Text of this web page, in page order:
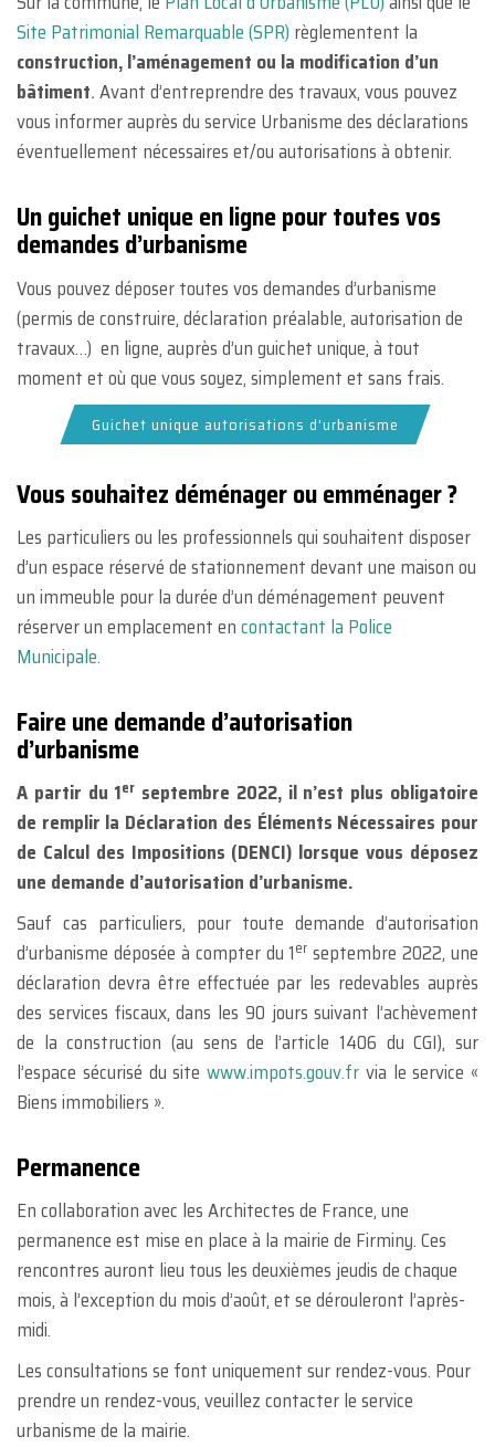
Site Patrimonial Remarquable (SPR) règlementent la
construction, l’aménagement ou la modification d’un
bâtiment.Avant d’entreprendre des travaux, vous pouvez
vous informer auprès du service Urbanisme des déclarations
éventuellement nécessaires et/ou autorisations à obtenir.
Un guichet unique en ligne pour toutes vos
demandes d’urbanisme
Vous pouvez déposer toutes vos demandes d’urbanisme
(permis de construire, déclaration préalable, autorisation de
travaux…) en ligne, auprès d’un guichet unique, à tout
moment et où que vous soyez, simplement et sans frais.
Guichet unique autorisations d'urbanisme
Vous souhaitez déménager ou emménager ?
Les particuliers ou les professionnels qui souhaitent disposer
d’un espace réservé de stationnement devant une maison ou
un immeuble pour la durée d’un déménagement peuvent
réserver un emplacement encontactant la Police
Municipale.
Faire une demande d’autorisation
d’urbanisme
A partir du 1er septembre 2022, il n’est plus obligatoire
de remplir la Déclaration des Éléments Nécessaires pour
de Calcul des Impositions (DENCI) lorsque vous déposez
une demande d’autorisation d’urbanisme.
Sauf cas particuliers, pour toute demande d’autorisation
d’urbanisme déposée à compter du 1er septembre 2022, une
déclaration devra être effectuée par les redevables auprès
des services fiscaux, dans les 90 jours suivant l’achèvement
de la construction (au sens de l’article 1406 du CGI), sur
l’espace sécurisé du site www.impots.gouv.fr via le service «
Biens immobiliers ».
Permanence
En collaboration avec les Architectes de France, une
permanence est mise en place à la mairie de Firminy. Ces
rencontres auront lieu tous les deuxièmes jeudis de chaque
mois, à l’exception du mois d’août, et se dérouleront l’après-
midi.
Les consultations se font uniquement sur rendez-vous. Pour
prendre un rendez-vous, veuillez contacter le service
urbanisme de la mairie.